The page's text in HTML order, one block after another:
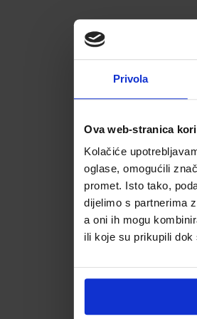
Privola
Ova web-stranica
Kolačiće
oglase, omogućili
promet. Isto tako,
dijelimo s partnerima
a oni ih mogu
ili koje su prikupili